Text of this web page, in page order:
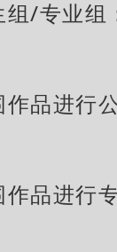
组/专业组
作品进行
作品进行